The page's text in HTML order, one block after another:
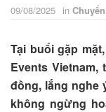
09/08/2025 in
Tại buổi gặp
Events
đồng, lắng nghe
không ngừng